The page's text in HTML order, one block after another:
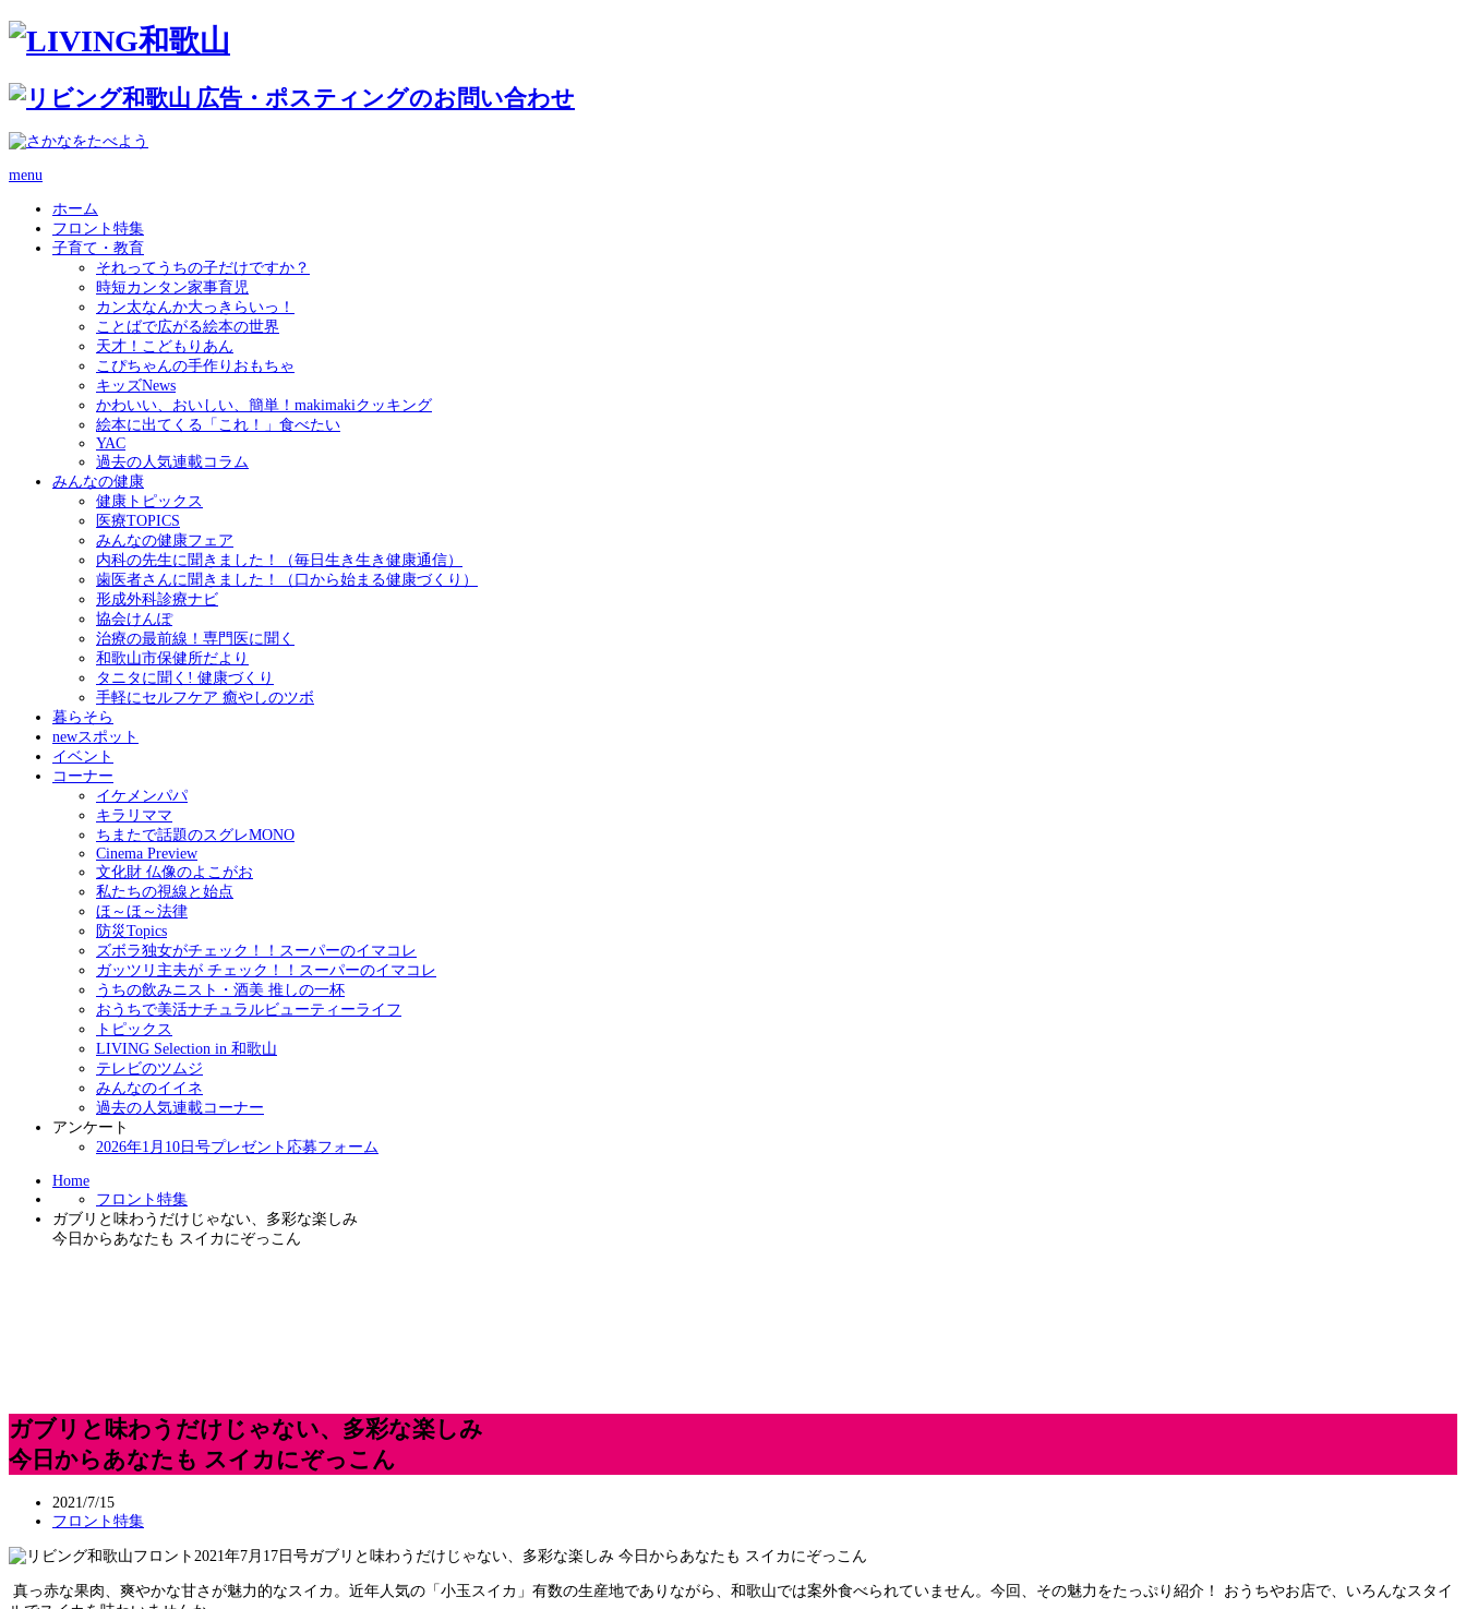
menu
ホーム
フロント特集
子育て・教育
それってうちの子だけですか？
時短カンタン家事育児
カン太なんか大っきらいっ！
ことばで広がる絵本の世界
天才！こどもりあん
こぴちゃんの手作りおもちゃ
キッズNews
かわいい、おいしい、簡単！makimakiクッキング
絵本に出てくる「これ！」食べたい
YAC
過去の人気連載コラム
みんなの健康
健康トピックス
医療TOPICS
みんなの健康フェア
内科の先生に聞きました！（毎日生き生き健康通信）
歯医者さんに聞きました！（口から始まる健康づくり）
形成外科診療ナビ
協会けんぽ
治療の最前線！専門医に聞く
和歌山市保健所だより
タニタに聞く! 健康づくり
手軽にセルフケア 癒やしのツボ
暮らそら
newスポット
イベント
コーナー
イケメンパパ
キラリママ
ちまたで話題のスグレMONO
Cinema Preview
文化財 仏像のよこがお
私たちの視線と始点
ほ～ほ～法律
防災Topics
ズボラ独女がチェック！！スーパーのイマコレ
ガッツリ主夫が チェック！！スーパーのイマコレ
うちの飲みニスト・酒美 推しの一杯
おうちで美活ナチュラルビューティーライフ
トピックス
LIVING Selection in 和歌山
テレビのツムジ
みんなのイイネ
過去の人気連載コーナー
アンケート
2026年1月10日号プレゼント応募フォーム
Home
フロント特集
ガブリと味わうだけじゃない、多彩な楽しみ
今日からあなたも スイカにぞっこん
ガブリと味わうだけじゃない、多彩な楽しみ
今日からあなたも スイカにぞっこん
2021/7/15
フロント特集
真っ赤な果肉、爽やかな甘さが魅力的なスイカ。近年人気の「小玉スイカ」有数の生産地でありながら、和歌山では案外食べられていません。今回、その魅力をたっぷり紹介！ おうちやお店で、いろんなスタイ